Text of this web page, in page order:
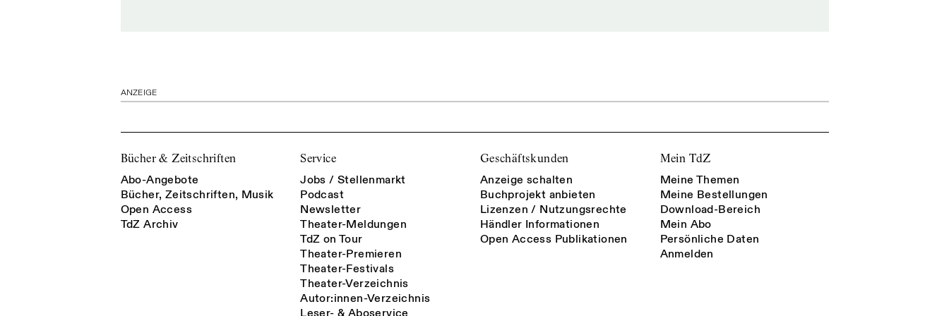
ANZEIGE
Bücher & Zeitschriften
Abo-Angebote
Bücher, Zeitschriften, Musik
Open Access
TdZ Archiv
Service
Jobs / Stellenmarkt
Podcast
Newsletter
Theater-Meldungen
TdZ on Tour
Theater-Premieren
Theater-Festivals
Theater-Verzeichnis
Autor:innen-Verzeichnis
Geschäftskunden
Anzeige schalten
Buchprojekt anbieten
Lizenzen / Nutzungsrechte
Händler Informationen
Open Access Publikationen
Mein TdZ
Meine Themen
Meine Bestellungen
Download-Bereich
Mein Abo
Persönliche Daten
Anmelden